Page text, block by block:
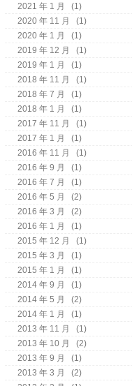
2021 年 1 月
(1)
2020 年 11 月
(1)
2020 年 1 月
(1)
2019 年 12 月
(1)
2019 年 1 月
(1)
2018 年 11 月
(1)
2018 年 7 月
(1)
2018 年 1 月
(1)
2017 年 11 月
(1)
2017 年 1 月
(1)
2016 年 11 月
(1)
2016 年 9 月
(1)
2016 年 7 月
(1)
2016 年 5 月
(2)
2016 年 3 月
(2)
2016 年 1 月
(1)
2015 年 12 月
(1)
2015 年 3 月
(1)
2015 年 1 月
(1)
2014 年 9 月
(1)
2014 年 5 月
(2)
2014 年 1 月
(1)
2013 年 11 月
(1)
2013 年 10 月
(2)
2013 年 9 月
(1)
2013 年 3 月
(2)